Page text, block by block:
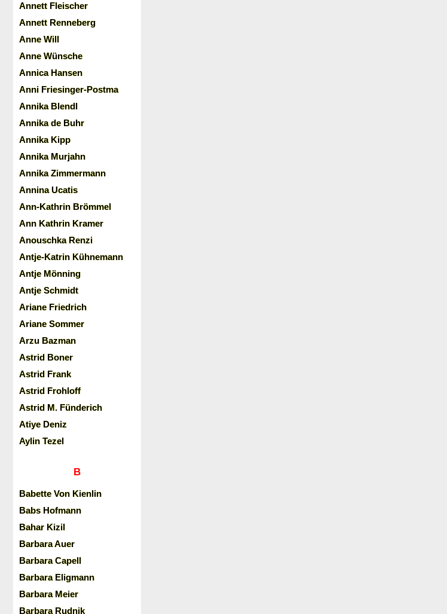
Annett Fleischer
Annett Renneberg
Anne Will
Anne Wünsche
Annica Hansen
Anni Friesinger-Postma
Annika Blendl
Annika de Buhr
Annika Kipp
Annika Murjahn
Annika Zimmermann
Annina Ucatis
Ann-Kathrin Brömmel
Ann Kathrin Kramer
Anouschka Renzi
Antje-Katrin Kühnemann
Antje Mönning
Antje Schmidt
Ariane Friedrich
Ariane Sommer
Arzu Bazman
Astrid Boner
Astrid Frank
Astrid Frohloff
Astrid M. Fünderich
Atiye Deniz
Aylin Tezel
B
Babette Von Kienlin
Babs Hofmann
Bahar Kizil
Barbara Auer
Barbara Capell
Barbara Eligmann
Barbara Meier
Barbara Rudnik